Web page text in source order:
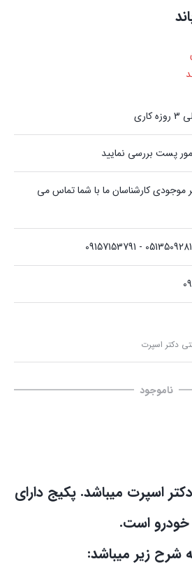
پست بررسی نمایید
کارشناسان ما با شما تماس می
دکتر اسپرت
ناموجود
اسپرت میباشد. پکیج دارای
شرح زیر میباشد: